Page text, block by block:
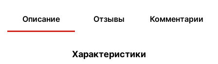
Описание Отзывы Комментарии
Характеристики